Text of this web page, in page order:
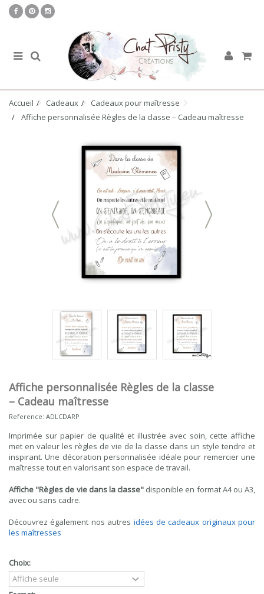
Accueil Cadeaux
Cadeaux pour maîtresse
Affiche personnalisée Règles de la classe – Cadeau maîtresse
Affiche personnalisée Règles de la classe
– Cadeau maîtresse
Reference: ADLCDARP
Imprimée sur papier de qualité et illustrée avec soin, cette affiche
met en valeur les règles de vie de la classe dans un style tendre et
inspirant. Une décoration personnalisée idéale pour remercier une
maîtresse tout en valorisant son espace de travail.
Affiche "Règles de vie dans la classe" disponible en format A4 ou A3,
avec ou sans cadre.
Découvrez également nos autres idées de cadeaux originaux pour
les maîtresses
Choix: